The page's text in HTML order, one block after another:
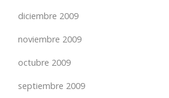
diciembre 2009
noviembre 2009
octubre 2009
septiembre 2009